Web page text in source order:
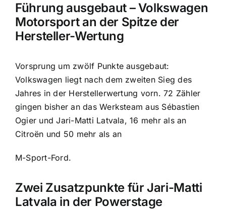
Führung ausgebaut – Volkswagen
Motorsport an der Spitze der
Hersteller-Wertung
Vorsprung um zwölf Punkte ausgebaut:
Volkswagen liegt nach dem zweiten Sieg des
Jahres in der Herstellerwertung vorn. 72 Zähler
gingen bisher an das Werksteam aus Sébastien
Ogier und Jari-Matti Latvala, 16 mehr als an
Citroën und 50 mehr als an
M-Sport-Ford.
Zwei Zusatzpunkte für Jari-Matti
Latvala in der Powerstage